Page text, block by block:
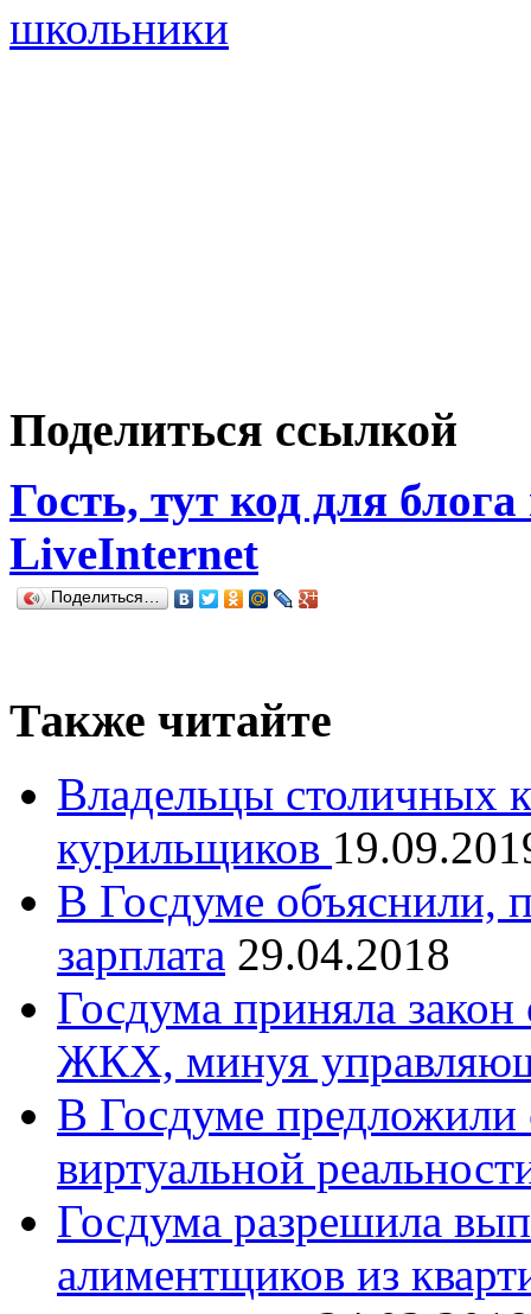
школьники
Поделиться ссылкой
Гость, тут код для
LiveInternet
Поделиться…
Также читайте
Владельцы столичных
курильщиков
В Госдуме объяснили,
зарплата 29.04.2018
Госдума приняла
ЖКХ, минуя
В Госдуме предложили
виртуальной
Госдума разрешила
алиментщиков из